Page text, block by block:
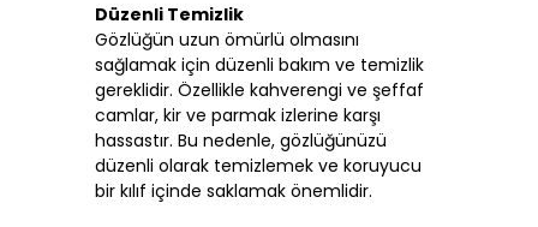
Düzenli Temizlik
Gözlüğün uzun ömürlü olmasını
sağlamak için düzenli bakım ve temizlik
gereklidir. Özellikle kahverengi ve şeffaf
camlar, kir ve parmak izlerine karşı
hassastır. Bu nedenle, gözlüğünüzü
düzenli olarak temizlemek ve koruyucu
bir kılıf içinde saklamak önemlidir.